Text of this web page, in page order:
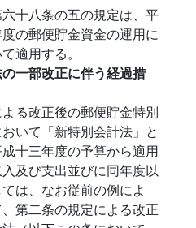
十八条の五の規定は、平
の郵便貯金資金の運用に
適用する。
の一部改正に伴う経過措
る改正後の郵便貯金特別
いて「新特別会計法」と
十三年度の予算から適用
及び支出並びに同年度以
は、なお従前の例によ
第二条の規定による改正